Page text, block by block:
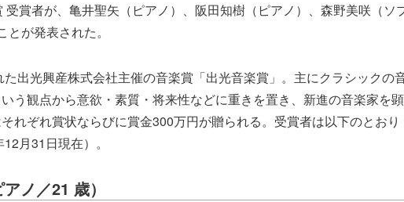
賞者が、亀井聖矢（ピアノ）、阪田知樹（ピアノ）、森野美咲（ソ
が発表された。
出光興産株式会社主催の音楽賞「出光音楽賞」。主にクラシックの
う観点から意欲・素質・将来性などに重きを置き、新進の音楽家を
れぞれ賞状ならびに賞金300万円が贈られる。受賞者は以下のとお
月31日現在）。
ノ／21 歳）